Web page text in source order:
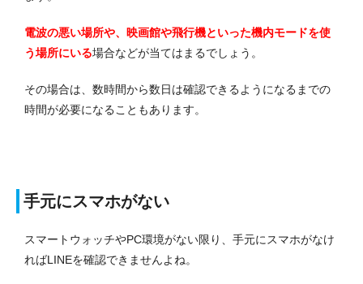
電波の悪い場所や、映画館や飛行機といった機内モードを使
う場所にいる場合などが当てはまるでしょう。
その場合は、数時間から数日は確認できるようになるまでの
時間が必要になることもあります。
手元にスマホがない
スマートウォッチやPC環境がない限り、手元にスマホがなけ
ればLINEを確認できませんよね。